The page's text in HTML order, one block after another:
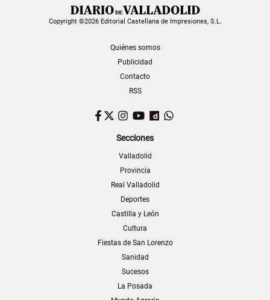
Copyright ©2026 Editorial Castellana de Impresiones, S.L.
Quiénes somos
Publicidad
Contacto
RSS
Facebook
TwitterInstagram
YouTubeDailymotion
Secciones
Valladolid
Provincia
Real Valladolid
Deportes
Castilla y León
Cultura
Fiestas de San Lorenzo
Sanidad
Sucesos
La Posada